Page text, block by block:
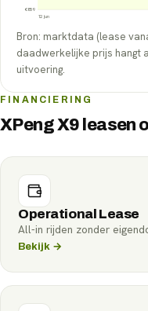
€859
12 jun
Bron: marktdata (lease
daadwerkelijke prijs hangt
uitvoering.
FINANCIERING
XPeng X9 leasen
Operational Lease
All-in rijden zonder
Bekijk →